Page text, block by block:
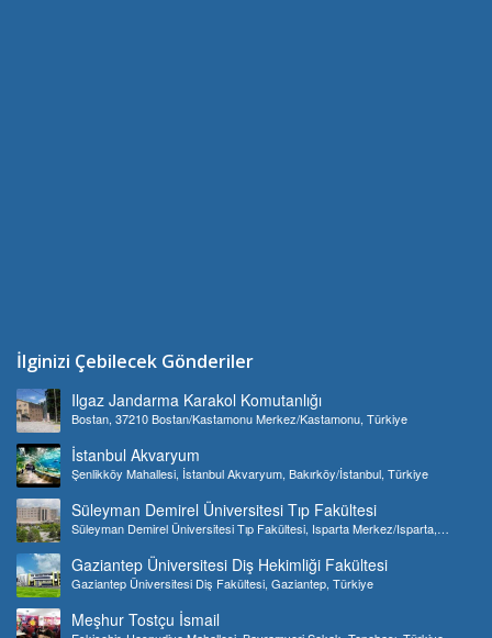
İlginizi Çebilecek Gönderiler
Ilgaz Jandarma Karakol Komutanlığı
Bostan, 37210 Bostan/Kastamonu Merkez/Kastamonu, Türkiye
İstanbul Akvaryum
Şenlikköy Mahallesi, İstanbul Akvaryum, Bakırköy/İstanbul, Türkiye
Süleyman Demirel Üniversitesi Tıp Fakültesi
Süleyman Demirel Üniversitesi Tıp Fakültesi, Isparta Merkez/Isparta,
Gaziantep Üniversitesi Diş Hekimliği Fakültesi
Gaziantep Üniversitesi Diş Fakültesi, Gaziantep, Türkiye
Meşhur Tostçu İsmail